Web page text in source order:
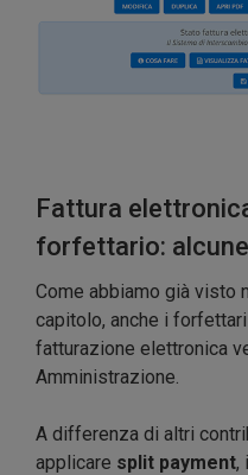
Fattura
forfettario:
Come abbiamo già visto
capitolo, anche i
fatturazione elettronica
Amministrazione.
A differenza di altri
applicare split payment,